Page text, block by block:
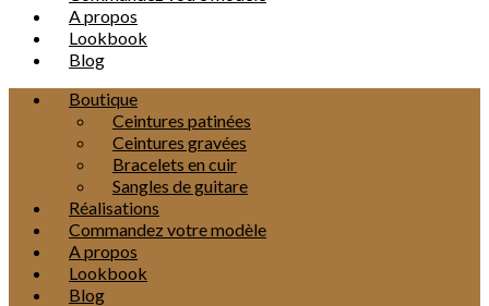
A propos
Lookbook
Blog
Boutique
Ceintures patinées
Ceintures gravées
Bracelets en cuir
Sangles de guitare
Réalisations
Commandez votre modèle
A propos
Lookbook
Blog